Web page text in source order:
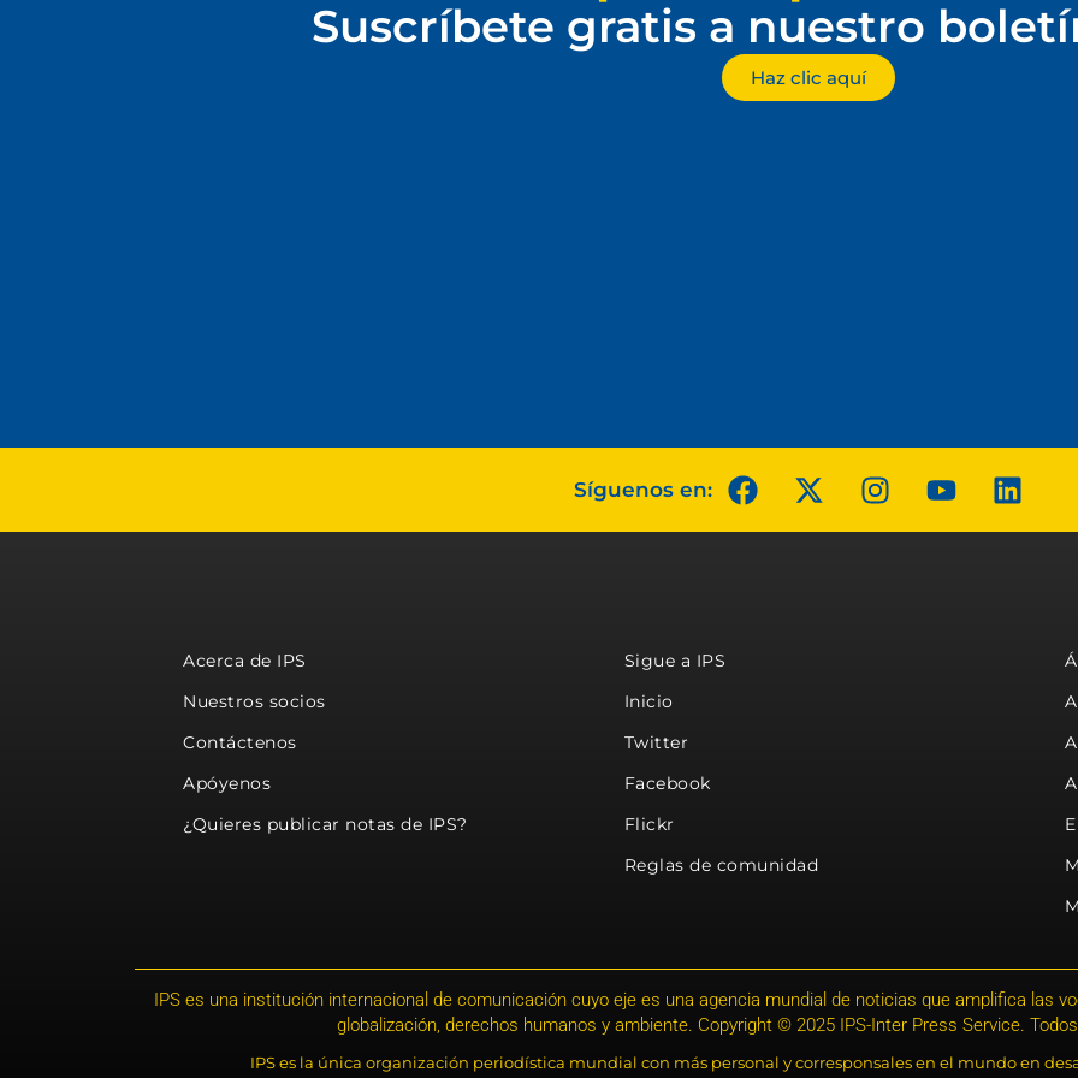
Suscríbete gratis a nuestro
Haz clic aquí
Síguenos en:
Acerca de IPS
Nuestros socios
Contáctenos
Apóyenos
¿Quieres publicar notas de IPS?
Sigue a IPS
Inicio
Twitter
Facebook
Flickr
Reglas de comunidad
IPS es una institución internacional de comunicación cuyo eje es una agencia mundial de noticias que amplifica las
globalización, derechos humanos y ambiente. Copyright © 2025 IPS-Inter Press Service.
IPS es la única organización periodística mundial con más personal y corresponsales en el mundo en